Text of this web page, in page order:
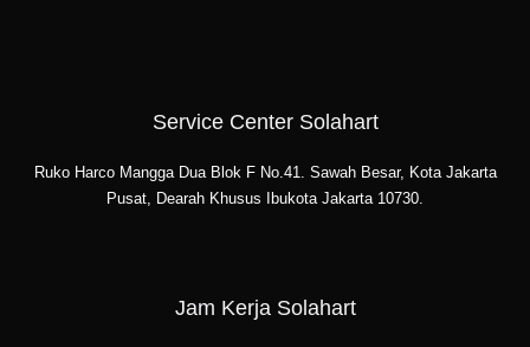
Service Center Solahart
Ruko Harco Mangga Dua Blok F No.41. Sawah Besar, Kota Jakarta
Pusat, Dearah Khusus Ibukota Jakarta 10730.
Jam Kerja Solahart